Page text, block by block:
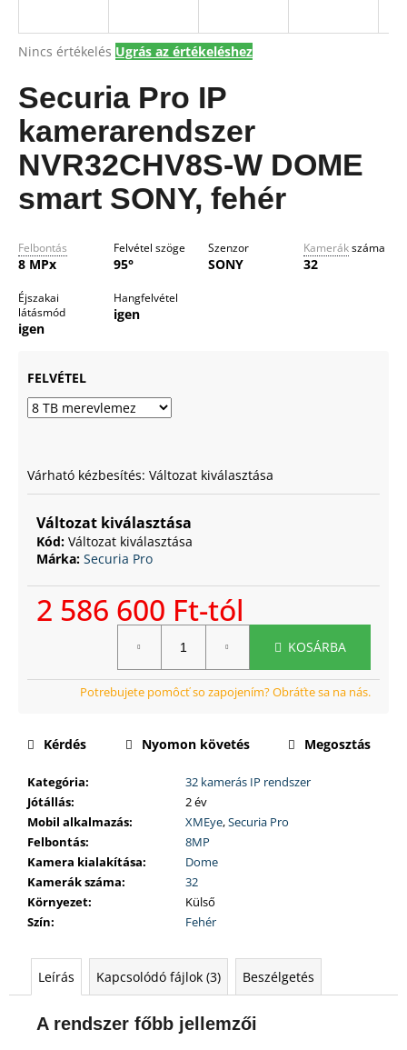
A
átlagos
értékelése
5-
ből
0,0
csillag.
Nincs értékelés Ugrás az értékeléshez
Securia Pro IP
kamerarendszer
NVR32CHV8S-W DOME
smart SONY, fehér
Felbontás
8 MPx
Felvétel szöge
95°
Szenzor
SONY
Kamerákszáma
32
Éjszakai
látásmód
igen
Hangfelvétel
igen
FELVÉTEL
Várható kézbesítés: Változat kiválasztása
Változat kiválasztása
Kód: Változat kiválasztása
Márka: Securia Pro
2 586 600 Ft-tól
KOSÁRBA
Kategória:
32 kamerás IP rendszer
Jótállás:
2 év
Mobil alkalmazás: XMEye,Securia Pro
Felbontás:
8MP
Kamera kialakítása:
Dome
Kamerák száma:
32
Környezet:
Külső
Szín: Fehér
Kérdés Nyomon követés Megosztás
Leírás Kapcsolódó fájlok (3) Beszélgetés
A rendszer főbb jellemzői
A
á
n
j
u
k